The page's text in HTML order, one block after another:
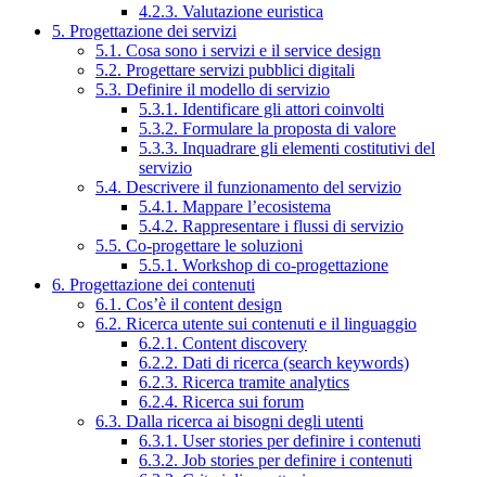
4.2.3. Valutazione euristica
5. Progettazione dei servizi
5.1. Cosa sono i servizi e il service design
5.2. Progettare servizi pubblici digitali
5.3. Definire il modello di servizio
5.3.1. Identificare gli attori coinvolti
5.3.2. Formulare la proposta di valore
5.3.3. Inquadrare gli elementi costitutivi del
servizio
5.4. Descrivere il funzionamento del servizio
5.4.1. Mappare l’ecosistema
5.4.2. Rappresentare i flussi di servizio
5.5. Co-progettare le soluzioni
5.5.1. Workshop di co-progettazione
6. Progettazione dei contenuti
6.1. Cos’è il content design
6.2. Ricerca utente sui contenuti e il linguaggio
6.2.1. Content discovery
6.2.2. Dati di ricerca (search keywords)
6.2.3. Ricerca tramite analytics
6.2.4. Ricerca sui forum
6.3. Dalla ricerca ai bisogni degli utenti
6.3.1. User stories per definire i contenuti
6.3.2. Job stories per definire i contenuti